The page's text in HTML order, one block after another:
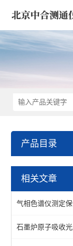
产品目录
气相色谱仪/
相关文章
气相色谱仪测定
石墨炉原子吸收